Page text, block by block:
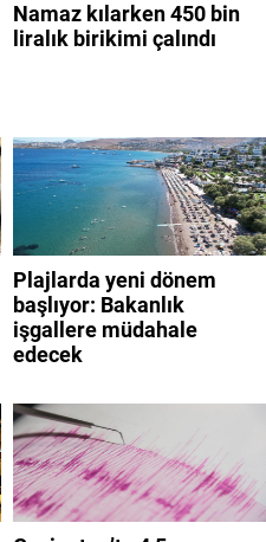
Namaz kılarken 450 bin
liralık birikimi çalındı
Plajlarda yeni dönem
başlıyor: Bakanlık
işgallere müdahale
edecek